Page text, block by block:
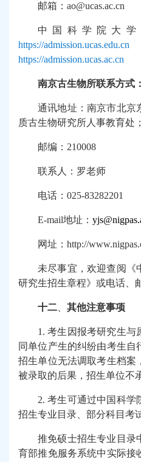
邮箱： ao@ucas.ac.cn
中国科学院大学
https://admission.ucas.edu.cn
https://admission.ucas.ac.cn
南京古生物所联系方式：
通讯地址：南京市北京
质古生物研究所人事教育处；
邮编： 210008
联系人：罗老师
电话： 025-83282201
E-mail地址：
网址： http://
未尽事宜，欢迎查阅《
研究生招生章程》或电话、
十二 其他注意事项
1.考生因报考研究生与
同单位产生的纠纷由考生
招生单位无法调取考生档案
被录取的后果，招生单位不
2.考生可通过中国科学
招生专业目录、部分科目考
推免硕士招生专业目录
育部推免服务系统中实际接